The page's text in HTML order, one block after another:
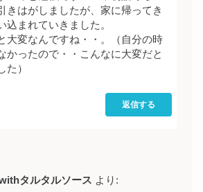
きはがしましたが、家に帰ってき
込まれていきました。
大変なんですね・・。（自分の時
かったので・・こんなに大変だと
た）
返信する
タルタルソース より: